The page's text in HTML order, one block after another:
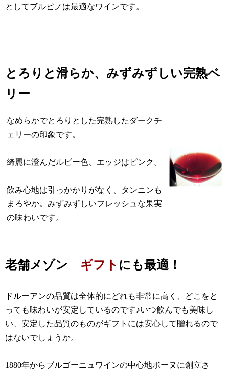
としてブルピノは最適なワインです。
とろりと滑らか、みずみずしい完熟ベ
リー
なめらかでとろりとした完熟したダークチ
ェリーの印象です。
綺麗に澄んだルビー色、エッジはピンク。
飲み心地は引っかかりがなく、タンニンも
まろやか。みずみずしいフレッシュな果実
の味わいです。
老舗メゾン ギフト にも最適！
ドルーアンの品質は全体的にどれも非常に高く、どこをと
っても味わいが安定しているのです♪いつ飲んでも美味し
い、安定した品質のものがギフトには安心して贈れるので
はないでしょうか。
1880年からブルゴーニュワインの中心地ボーヌに創立さ